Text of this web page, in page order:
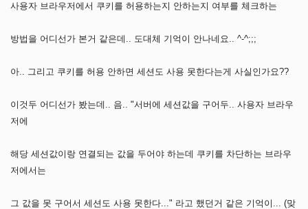
사용자 브라우저에서 쿠키를 허용하는지 안하는지 여부를 체크하는
방법을 어디선가 본거 같은데.. 도대체 기억이 안나네요.. ^-^;;;
아.. 그리고 쿠키를 허용 안하면 세션도 사용 못한다는게 사실인가요??
이것두 어디선가 봤는데.. 음.. "서버에 세션값을 구어두.. 사용자 브라우
저에
해당 세션값이랑 연결되는 값을 두어야 하는데 쿠키를 차단하는 브라우
저에서는
그 값을 못 구어서 세션도 사용 못한다..." 라고 했던거 같은 기억이... (맞